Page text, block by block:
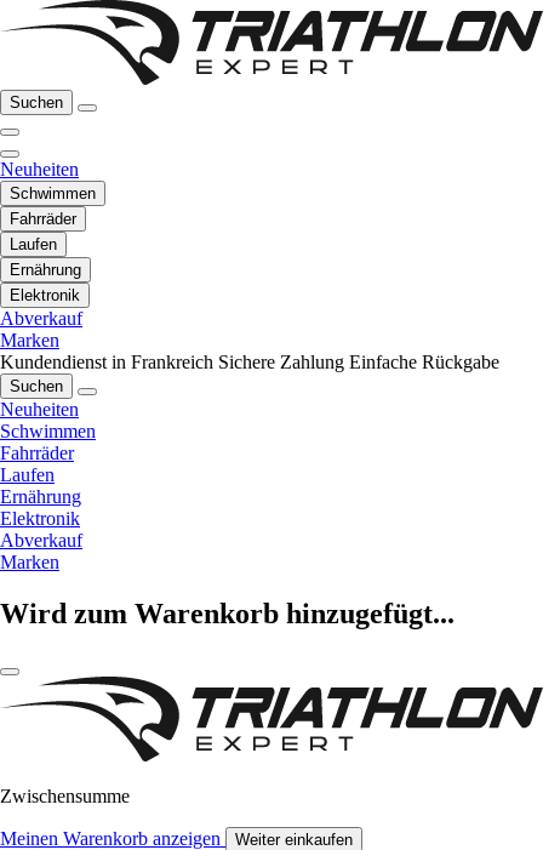
Suchen
Neuheiten
Schwimmen
Fahrräder
Laufen
Ernährung
Elektronik
Abverkauf
Marken
Kundendienst in Frankreich Sichere Zahlung Einfache Rückgabe
Suchen
Neuheiten
Schwimmen
Fahrräder
Laufen
Ernährung
Elektronik
Abverkauf
Marken
Wird zum Warenkorb hinzugefügt...
Zwischensumme
Meinen Warenkorb anzeigen Weiter einkaufen